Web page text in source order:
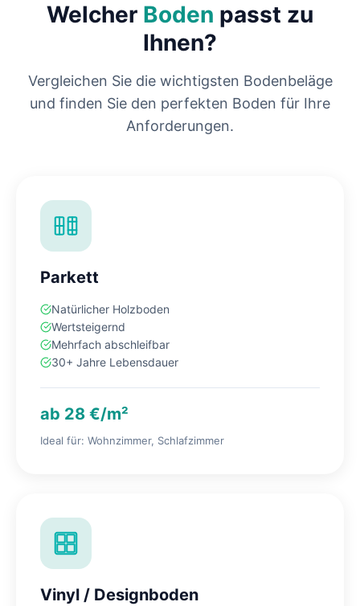
Welcher Boden passt zu
Ihnen?
Vergleichen Sie die wichtigsten Bodenbeläge
und finden Sie den perfekten Boden für Ihre
Anforderungen.
Parkett
Natürlicher Holzboden
Wertsteigernd
Mehrfach abschleifbar
30+ Jahre Lebensdauer
ab 28 €/m²
Ideal für: Wohnzimmer, Schlafzimmer
Vinyl / Designboden